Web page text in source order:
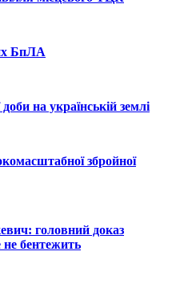
БпЛА
на українській землі
збройної
головний доказ
не бентежить